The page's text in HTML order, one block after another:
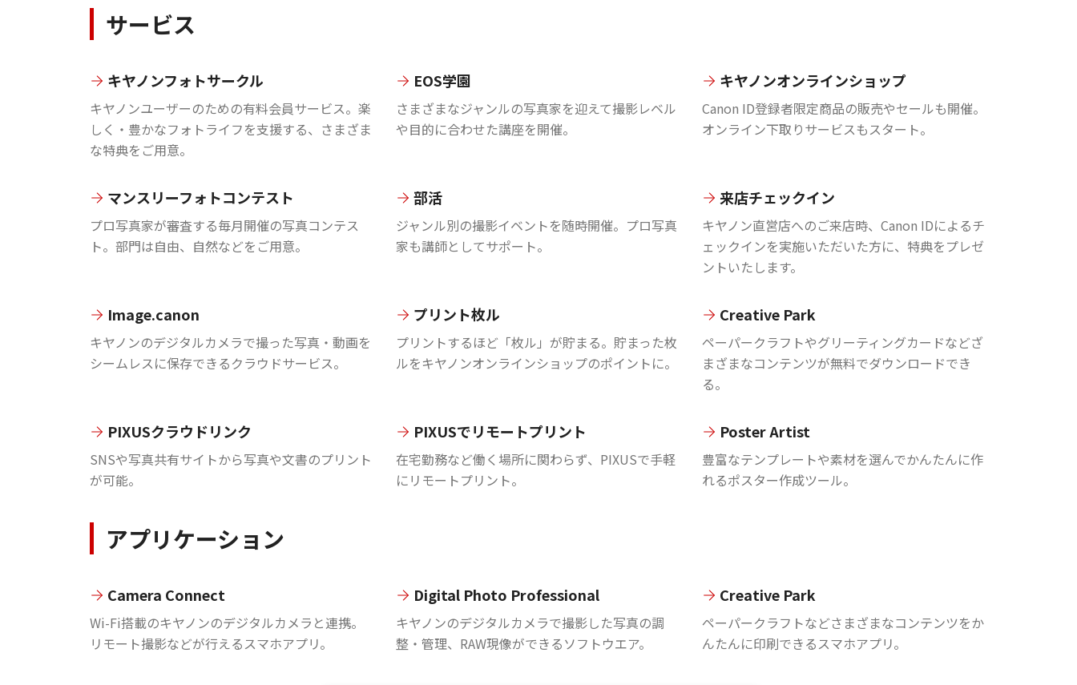
サービス
キヤノンフォトサークル
キヤノンユーザーのための有料会員サービス。楽
しく・豊かなフォトライフを支援する、さまざま
な特典をご用意。
EOS学園
さまざまなジャンルの写真家を迎えて撮影レベル
や目的に合わせた講座を開催。
キヤノンオンラインショップ
Canon ID登録者限定商品の販売やセールも開催。
オンライン下取りサービスもスタート。
マンスリーフォトコンテスト
プロ写真家が審査する毎月開催の写真コンテス
ト。部門は自由、自然などをご用意。
部活
ジャンル別の撮影イベントを随時開催。プロ写真
家も講師としてサポート。
来店チェックイン
キヤノン直営店へのご来店時、Canon IDによるチ
ェックインを実施いただいた方に、特典をプレゼ
ントいたします。
Image.canon
キヤノンのデジタルカメラで撮った写真・動画を
シームレスに保存できるクラウドサービス。
プリント枚ル
プリントするほど「枚ル」が貯まる。貯まった枚
ルをキヤノンオンラインショップのポイントに。
Creative Park
ペーパークラフトやグリーティングカードなどざ
まざまなコンテンツが無料でダウンロードでき
る。
PIXUSクラウドリンク
SNSや写真共有サイトから写真や文書のプリント
が可能。
PIXUSでリモートプリント
在宅勤務など働く場所に関わらず、PIXUSで手軽
にリモートプリント。
Poster Artist
豊富なテンプレートや素材を選んでかんたんに作
れるポスター作成ツール。
アプリケーション
Camera Connect
Wi-Fi搭載のキヤノンのデジタルカメラと連携。
リモート撮影などが行えるスマホアプリ。
Digital Photo Professional
キヤノンのデジタルカメラで撮影した写真の調
整・管理、RAW現像ができるソフトウエア。
Creative Park
ペーパークラフトなどさまざまなコンテンツをか
んたんに印刷できるスマホアプリ。